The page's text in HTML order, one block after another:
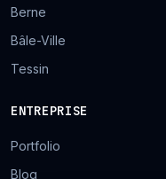
Berne
Bâle-Ville
Tessin
ENTREPRISE
Portfolio
Blog